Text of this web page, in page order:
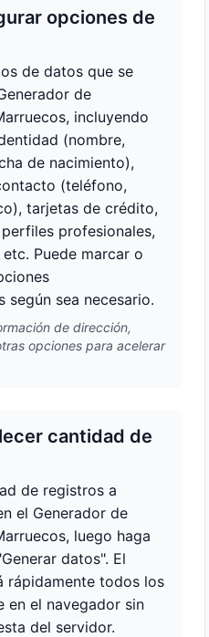
opciones de
de datos que se
de
incluyendo
(nombre,
de nacimiento),
(teléfono,
tarjetas de crédito,
profesionales,
Puede marcar o
según sea necesario.
de dirección,
opciones para acelerar
cantidad de
de registros a
el Generador de
luego haga
datos". El
rápidamente todos los
en el navegador sin
del servidor.